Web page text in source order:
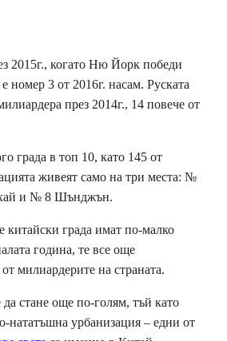
2015г., когато Ню Йорк победи
номер 3 от 2016г. насам. Руската
през 2014г., 14 повече от
града в топ 10, като 145 от
живеят само на три места: №
и № 8 Шънджън.
китайски града имат по-малко
година, те все още
милиардерите на страната.
стане още по-голям, тъй като
нататъшна урбанизация – едни от